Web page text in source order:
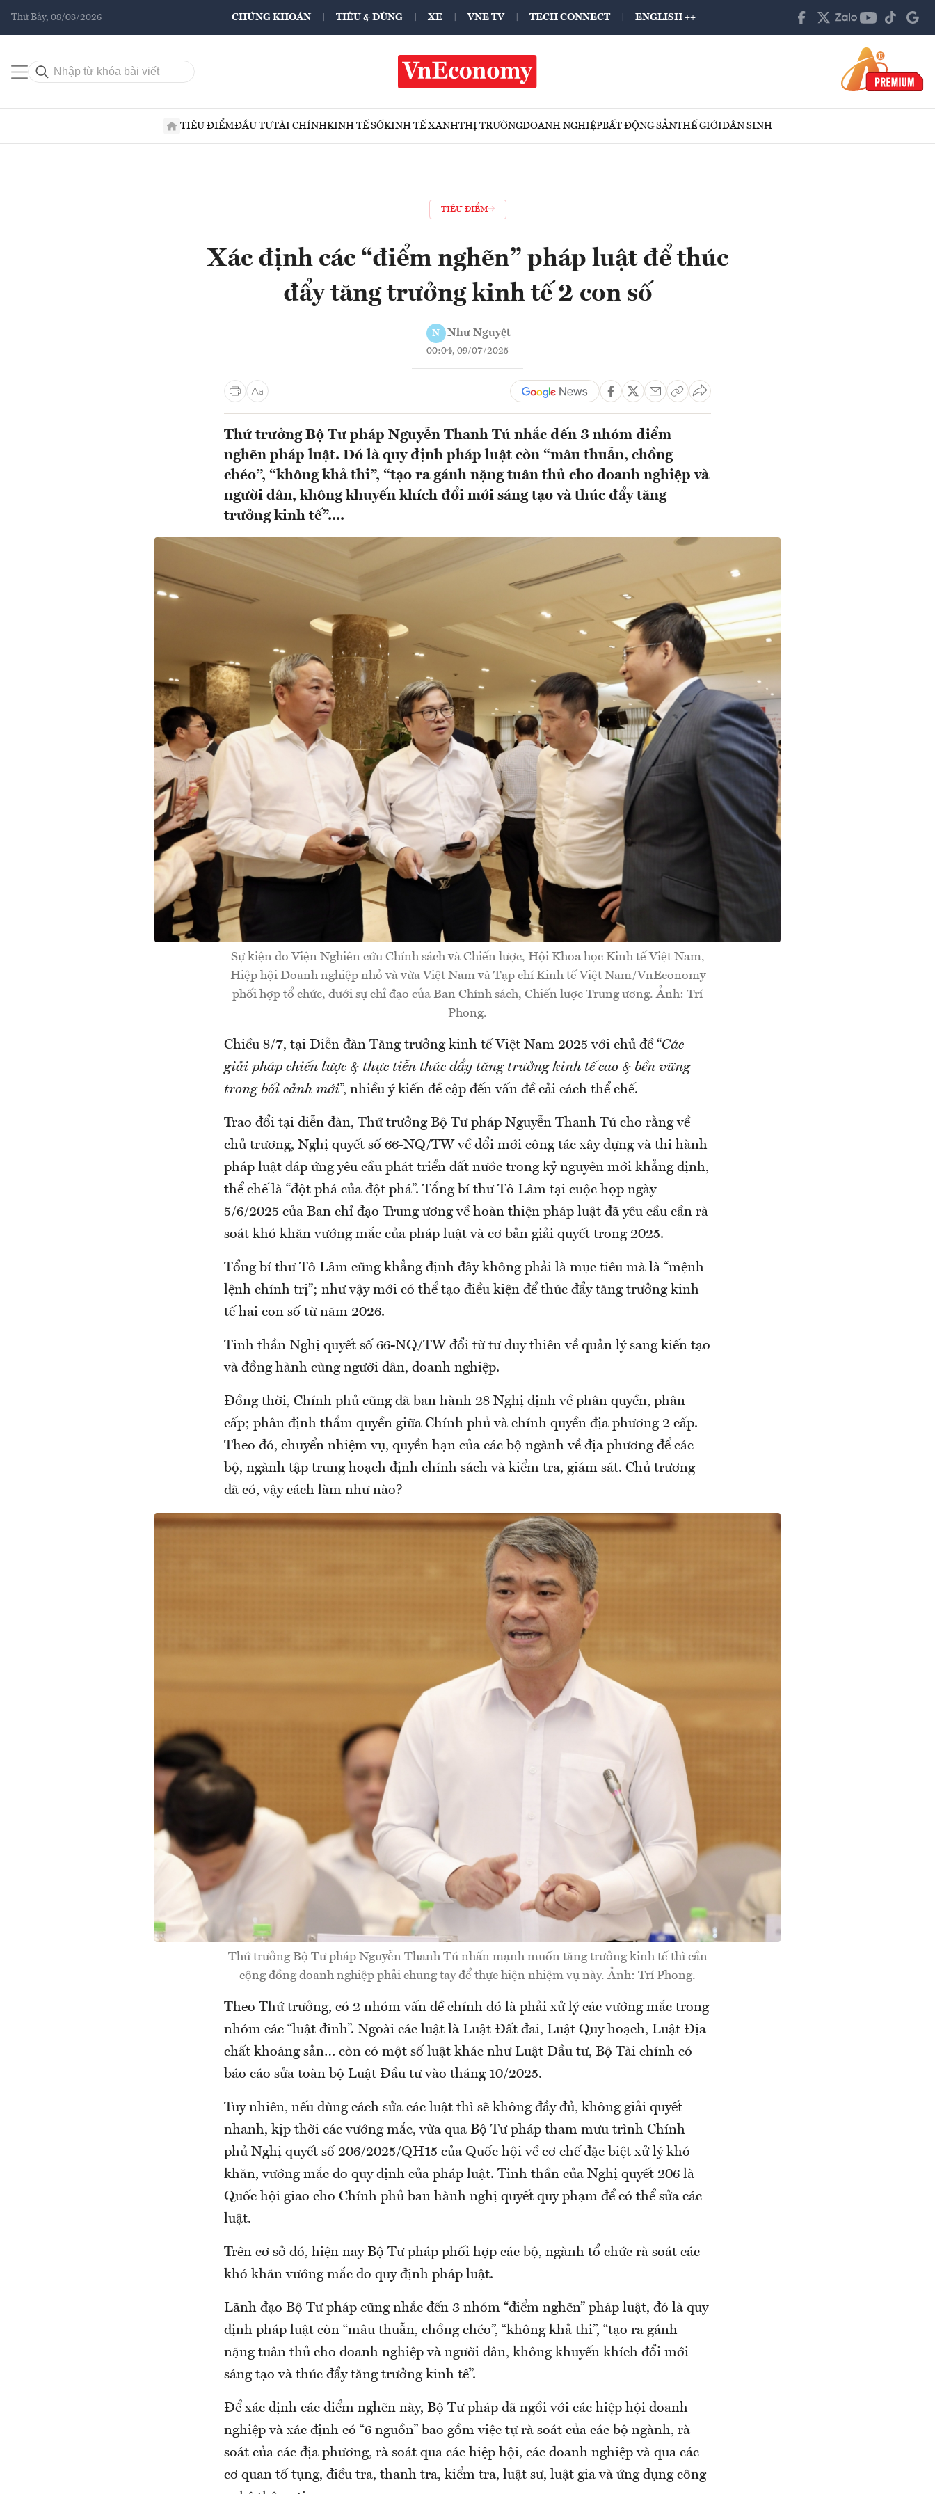
Thứ Bảy, 08/08/2026 CHỨNG KHOÁN TIÊU & DÙNG XE VNE TV TECH CONNECT ENGLISH ++
TIÊU ĐIỂMĐẦU TƯTÀI CHÍNHKINH TẾ SỐKINH TẾ XANHTHỊ TRƯỜNGDOANH NGHIỆPBẤT ĐỘNG SẢNTHẾ GIỚIDÂN SINH
TIÊU ĐIỂM
Xác định các “điểm nghẽn” pháp luật để thúc
đẩy tăng trưởng kinh tế 2 con số
N Như Nguyệt
00:04, 09/07/2025
Thứ trưởng Bộ Tư pháp Nguyễn Thanh Tú nhắc đến 3 nhóm điểm
nghẽn pháp luật. Đó là quy định pháp luật còn “mâu thuẫn, chồng
chéo”, “không khả thi”, “tạo ra gánh nặng tuân thủ cho doanh nghiệp và
người dân, không khuyến khích đổi mới sáng tạo và thúc đẩy tăng
trưởng kinh tế”....
Sự kiện do Viện Nghiên cứu Chính sách và Chiến lược, Hội Khoa học Kinh tế Việt Nam,
Hiệp hội Doanh nghiệp nhỏ và vừa Việt Nam và Tạp chí Kinh tế Việt Nam/VnEconomy
phối hợp tổ chức, dưới sự chỉ đạo của Ban Chính sách, Chiến lược Trung ương. Ảnh: Trí
Phong.
Chiều 8/7, tại Diễn đàn Tăng trưởng kinh tế Việt Nam 2025 với chủ đề “Các
giải pháp chiến lược & thực tiễn thúc đẩy tăng trưởng kinh tế cao & bền vững
trong bối cảnh mới”, nhiều ý kiến đề cập đến vấn đề cải cách thể chế.
Trao đổi tại diễn đàn, Thứ trưởng Bộ Tư pháp Nguyễn Thanh Tú cho rằng về
chủ trương, Nghị quyết số 66-NQ/TW về đổi mới công tác xây dựng và thi hành
pháp luật đáp ứng yêu cầu phát triển đất nước trong kỷ nguyên mới khẳng định,
thể chế là “đột phá của đột phá”. Tổng bí thư Tô Lâm tại cuộc họp ngày
5/6/2025 của Ban chỉ đạo Trung ương về hoàn thiện pháp luật đã yêu cầu cần rà
soát khó khăn vướng mắc của pháp luật và cơ bản giải quyết trong 2025.
Tổng bí thư Tô Lâm cũng khẳng định đây không phải là mục tiêu mà là “mệnh
lệnh chính trị”; như vậy mới có thể tạo điều kiện để thúc đẩy tăng trưởng kinh
tế hai con số từ năm 2026.
Tinh thần Nghị quyết số 66-NQ/TW đổi từ tư duy thiên về quản lý sang kiến tạo
và đồng hành cùng người dân, doanh nghiệp.
Đồng thời, Chính phủ cũng đã ban hành 28 Nghị định về phân quyền, phân
cấp; phân định thẩm quyền giữa Chính phủ và chính quyền địa phương 2 cấp.
Theo đó, chuyển nhiệm vụ, quyền hạn của các bộ ngành về địa phương để các
bộ, ngành tập trung hoạch định chính sách và kiểm tra, giám sát. Chủ trương
đã có, vậy cách làm như nào?
Thứ trưởng Bộ Tư pháp Nguyễn Thanh Tú nhấn mạnh muốn tăng trưởng kinh tế thì cần
cộng đồng doanh nghiệp phải chung tay để thực hiện nhiệm vụ này. Ảnh: Trí Phong.
Theo Thứ trưởng, có 2 nhóm vấn đề chính đó là phải xử lý các vướng mắc trong
nhóm các “luật đinh”. Ngoài các luật là Luật Đất đai, Luật Quy hoạch, Luật Địa
chất khoáng sản… còn có một số luật khác như Luật Đầu tư, Bộ Tài chính có
báo cáo sửa toàn bộ Luật Đầu tư vào tháng 10/2025.
Tuy nhiên, nếu dùng cách sửa các luật thì sẽ không đầy đủ, không giải quyết
nhanh, kịp thời các vướng mắc, vừa qua Bộ Tư pháp tham mưu trình Chính
phủ Nghị quyết số 206/2025/QH15 của Quốc hội về cơ chế đặc biệt xử lý khó
khăn, vướng mắc do quy định của pháp luật. Tinh thần của Nghị quyết 206 là
Quốc hội giao cho Chính phủ ban hành nghị quyết quy phạm để có thể sửa các
luật.
Trên cơ sở đó, hiện nay Bộ Tư pháp phối hợp các bộ, ngành tổ chức rà soát các
khó khăn vướng mắc do quy định pháp luật.
Lãnh đạo Bộ Tư pháp cũng nhắc đến 3 nhóm “điểm nghẽn” pháp luật, đó là quy
định pháp luật còn “mâu thuẫn, chồng chéo”, “không khả thi”, “tạo ra gánh
nặng tuân thủ cho doanh nghiệp và người dân, không khuyến khích đổi mới
sáng tạo và thúc đẩy tăng trưởng kinh tế”.
Để xác định các điểm nghẽn này, Bộ Tư pháp đã ngồi với các hiệp hội doanh
nghiệp và xác định có “6 nguồn” bao gồm việc tự rà soát của các bộ ngành, rà
soát của các địa phương, rà soát qua các hiệp hội, các doanh nghiệp và qua các
cơ quan tố tụng, điều tra, thanh tra, kiểm tra, luật sư, luật gia và ứng dụng công